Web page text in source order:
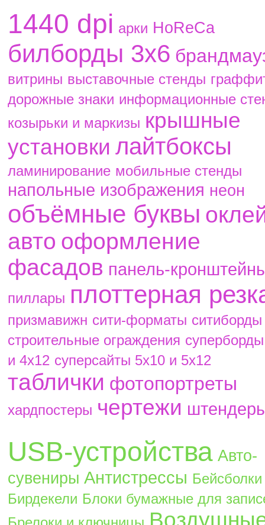
1440 dpi aрки HoReCa
билборды 3х6
витрины выставочные стенды
дорожные знаки информационные
козырьки и маркизы крышные
установки лайтбоксы
ламинирование мобильные стенды
напольные изображения неон
объёмные буквы
авто оформление
фасадов панель-
пиллары плоттерная
призмавижн сити-форматы ситиборды
строительные ограждения
и 4х12 суперсайты 5х10 и 5х12
таблички фотопортреты
хардпостеры чертежи
USB-устройства Авто-
сувениры Антистрессы Бейсболки
Бирдекели Блоки бумажные для